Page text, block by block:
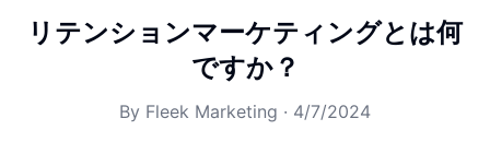
リテンションマーケティングとは何
ですか？
By Fleek Marketing · 4/7/2024